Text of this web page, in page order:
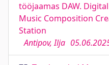
tööjaamas DAW.
Music Composition
Station
Antipov, Ilja